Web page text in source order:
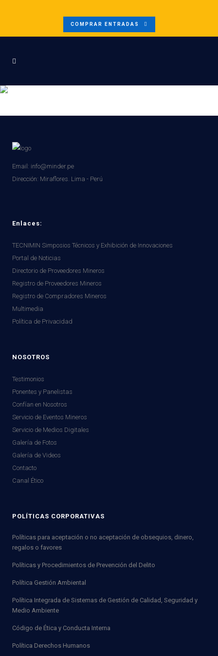
COMPRAR ENTRADAS
Email: info@minder.pe
Dirección: Miraflores. Lima - Perú
Enlaces:
TECNIMIN Simposios Técnicos y Exhibición de Innovaciones
Portal de Noticias
Directorio de Proveedores Mineros
Registro de Proveedores Mineros
Registro de Compradores Mineros
Multimedia
Política de Privacidad
NOSOTROS
Testimonios
Ponentes y Panelistas
Confían en Nosotros
Servicio de Eventos Mineros
Servicio de Medios Digitales
Galería de Fotos
Galería de Videos
Contacto
Canal Ético
POLÍTICAS CORPORATIVAS
Políticas para aceptación o no aceptación de obsequios, dinero,
regalos o favores
Políticas y Procedimientos de Prevención del Delito
Política Gestión Ambiental
Política Integrada de Sistemas de Gestión de Calidad, Seguridad y
Medio Ambiente
Código de Ética y Conducta Interna
Política Derechos Humanos